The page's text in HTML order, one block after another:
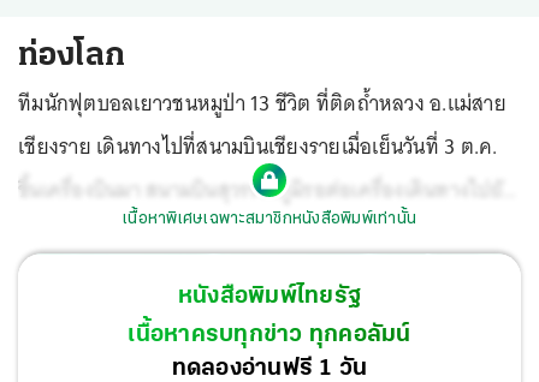
ท่องโลก
ทีมนักฟุตบอลเยาวชนหมูป่า 13 ชีวิต ที่ติดถ้ำหลวง อ.แม่สาย
เชียงราย เดินทางไปที่สนามบินเชียงรายเมื่อเย็นวันที่ 3 ต.ค.
ขึ้นเครื่องบินมา สนามบินสุวรรณภูมิรอต่อเครื่องเดินทางไปยัง
กรุงบัวโนสไอเรส อาร์เจนตินา เพื่อร่วมงานมหกรรมกีฬา
โอลิมปิกเยาวชน จากนั้นจะเดินทางต่อไปยังนครลอสแอนเจ
ลิส สหรัฐอเมริกา.
เนื้อหาพิเศษเฉพาะสมาชิกหนังสือพิมพ์เท่านั้น
หนังสือพิมพ์ไทยรัฐ
เนื้อหาครบทุกข่าว ทุกคอลัมน์
ทดลองอ่านฟรี 1 วัน